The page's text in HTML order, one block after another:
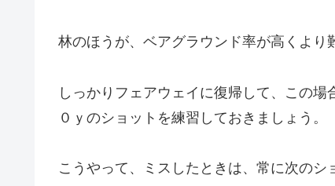
林のほうが、ベアグラウンド率が高くより
しっかりフェアウェイに復帰して、この
０ｙのショットを練習しておきましょう。
こうやって、ミスしたときは、常に次のシ